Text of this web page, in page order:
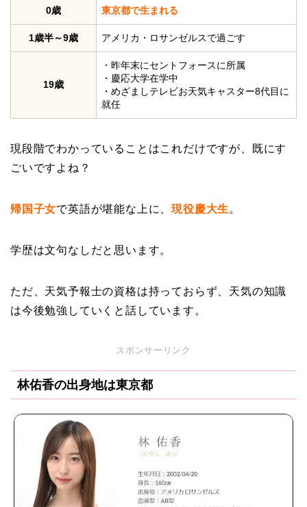
0歳 東京都で生まれる
1歳半～9歳 アメリカ・ロサンゼルスで過ごす
19歳
・昨年末にセントフォースに所属
・慶応大学在学中
・めざましテレビお天気キャスター8代目に
就任
現段階でわかっていることはこれだけですが、既にす
ごいですよね？
帰国子女で英語が堪能な上に、現役慶大生 。
学歴は文句なしだと思います。
ただ、天気予報士の資格は持っておらず、天気の知識
は今後勉強していくと話しています。
スポンサーリンク
林佑香の出身地は東京都